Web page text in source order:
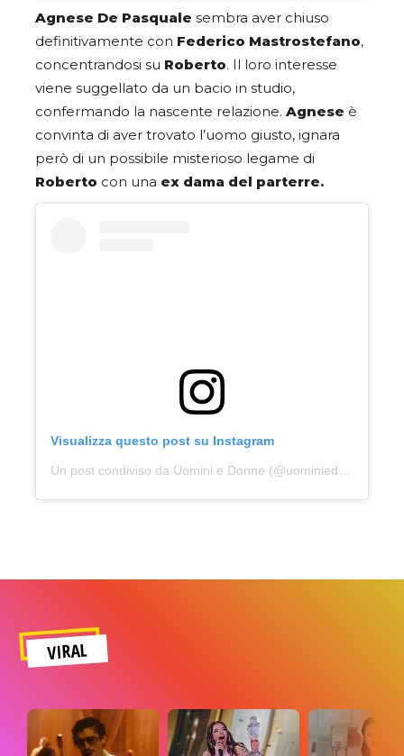
Agnese De Pasquale sembra aver chiuso
definitivamente con Federico Mastrostefano,
concentrandosi su Roberto. Il loro interesse
viene suggellato da un bacio in studio,
confermando la nascente relazione. Agnese è
convinta di aver trovato l’uomo giusto, ignara
però di un possibile misterioso legame di
Roberto con una ex dama del parterre.
Visualizza questo post su Instagram
VIRAL